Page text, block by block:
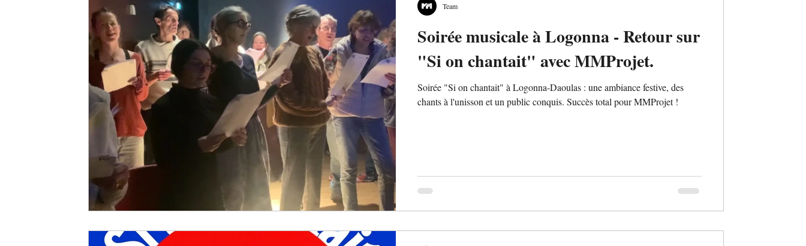
Soirée musicale à Logonna - Retour sur
"Si on chantait" avec MMProjet.
Soirée "Si on chantait" à Logonna-Daoulas : une ambiance festive, des
chants à l'unisson et un public conquis. Succès total pour MMProjet !
Team